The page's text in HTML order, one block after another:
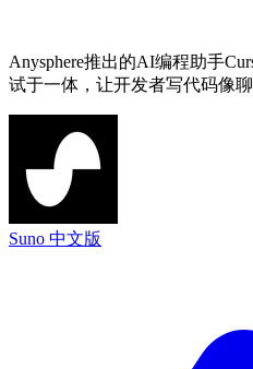
Anysphere推出的AI编程助手
试于一体，让开发者写代码像
Suno 中文版